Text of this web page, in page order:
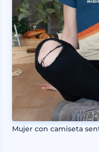
Mujer con camiseta